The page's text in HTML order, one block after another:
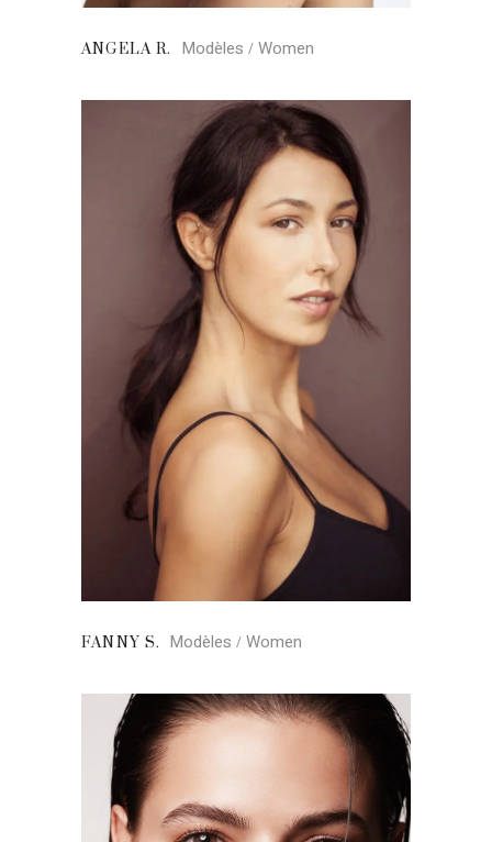
ANGELA R. Modèles Women
FANNY S. Modèles Women